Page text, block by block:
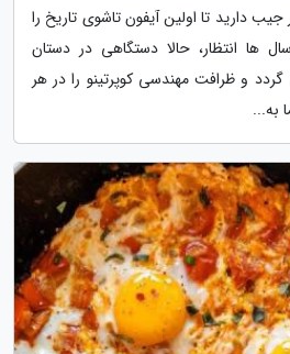
نقد در جیب دارید تا اولین آیفون تاشوی تاریخ را
ها انتظار، حالا دستگاهی در دستان
و ظرافت مهندسی کوپرتینو را در هر
به...